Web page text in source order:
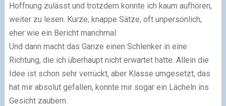
Hoffnung zulässt und trotzdem konnte ich kaum aufhören,
weiter zu lesen. Kurze, knappe Sätze, oft unpersönlich,
eher wie ein Bericht manchmal.
Und dann macht das Ganze einen Schlenker in eine
Richtung, die ich überhaupt nicht erwartet hatte. Allein die
Idee ist schon sehr verrückt, aber Klasse umgesetzt, das
hat mir absolut gefallen, konnte mir sogar ein Lächeln ins
Gesicht zaubern.